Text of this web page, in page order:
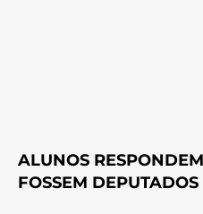
ALUNOS
FOSSEM